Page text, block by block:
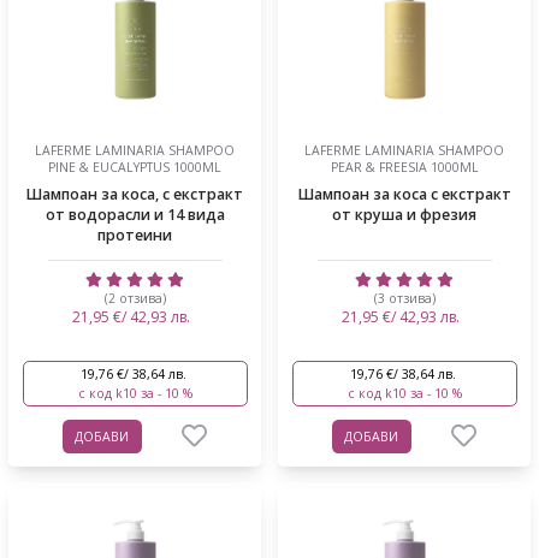
LAFERME LAMINARIA SHAMPOO
PINE & EUCALYPTUS 1000ML
Шампоан за коса, с екстракт
от водорасли и 14 вида
протеини
(2 отзива)
21,95 €/ 42,93 лв.
19,76 €/ 38,64 лв.
с код k10 за - 10 %
ДОБАВИ
LAFERME LAMINARIA SHAMPOO
PEAR & FREESIA 1000ML
Шампоан за коса с екстракт
от круша и фрезия
(3 отзива)
21,95 €/ 42,93 лв.
19,76 €/ 38,64 лв.
с код k10 за - 10 %
ДОБАВИ